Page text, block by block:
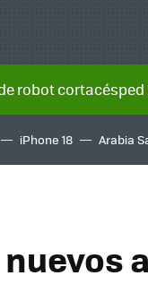
robot cortacésped
iPhone 18 Arabia
nuevos